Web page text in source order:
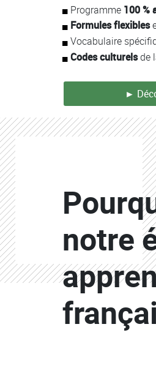
Programme 100 %
Formules flexibles
Vocabulaire
Codes culturelsde
►
Colonne
notre